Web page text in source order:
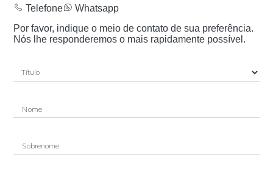
Telefone
Whatsapp
Por favor, indique o meio de contato de sua preferência.
Nós lhe responderemos o mais rapidamente possível.
Nome
Sobrenome